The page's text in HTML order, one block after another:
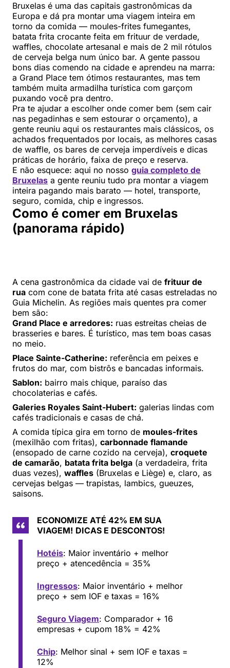
Bruxelas é uma das capitais gastronômicas da
Europa e dá pra montar uma viagem inteira em
torno da comida — moules-frites fumegantes,
batata frita crocante feita em frituur de verdade,
waffles, chocolate artesanal e mais de 2 mil rótulos
de cerveja belga num único bar. A gente passou
bons dias comendo na cidade e aprendeu na marra:
a Grand Place tem ótimos restaurantes, mas tem
também muita armadilha turística com garçom
puxando você pra dentro.
Pra te ajudar a escolher onde comer bem (sem cair
nas pegadinhas e sem estourar o orçamento), a
gente reuniu aqui os restaurantes mais clássicos, os
achados frequentados por locais, as melhores casas
de waffle, os bares de cerveja imperdíveis e dicas
práticas de horário, faixa de preço e reserva.
E não esquece: aqui no nosso guia completo de
Bruxelas a gente reuniu tudo pra montar a viagem
inteira pagando mais barato — hotel, transporte,
seguro, comida, chip e ingressos.
Como é comer em Bruxelas
(panorama rápido)
A cena gastronômica da cidade vai de frituur de
rua com cone de batata frita até casas estreladas no
Guia Michelin. As regiões mais quentes pra comer
bem são:
Grand Place e arredores: ruas estreitas cheias de
brasseries e bares. É turístico, mas tem boas casas
no meio.
Place Sainte-Catherine: referência em peixes e
frutos do mar, com bistrôs e bancadas informais.
Sablon: bairro mais chique, paraíso das
chocolaterias e cafés.
Galeries Royales Saint-Hubert: galerias lindas com
cafés tradicionais e casas de chá.
A comida típica gira em torno de moules-frites
(mexilhão com fritas), carbonnade flamande
(ensopado de carne cozido na cerveja), croquete
de camarão, batata frita belga (a verdadeira, frita
duas vezes), waffles (Bruxelas e Liège) e, claro, as
cervejas belgas — trapistas, lambics, gueuzes,
saisons.
ECONOMIZE ATÉ 42% EM SUA
VIAGEM! DICAS E DESCONTOS!
Hotéis: Maior inventário + melhor
preço + atencedência = 35%
Ingressos: Maior inventário + melhor
preço + sem IOF e taxas = 16%
Seguro Viagem: Comparador + 16
empresas + cupom 18% = 42%
Chip: Melhor sinal + sem IOF e taxas =
12%